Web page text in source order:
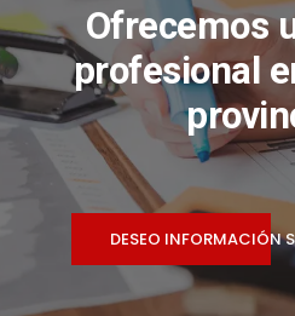
Ofrecemos
profesional
DESEO INFORMACIÓN